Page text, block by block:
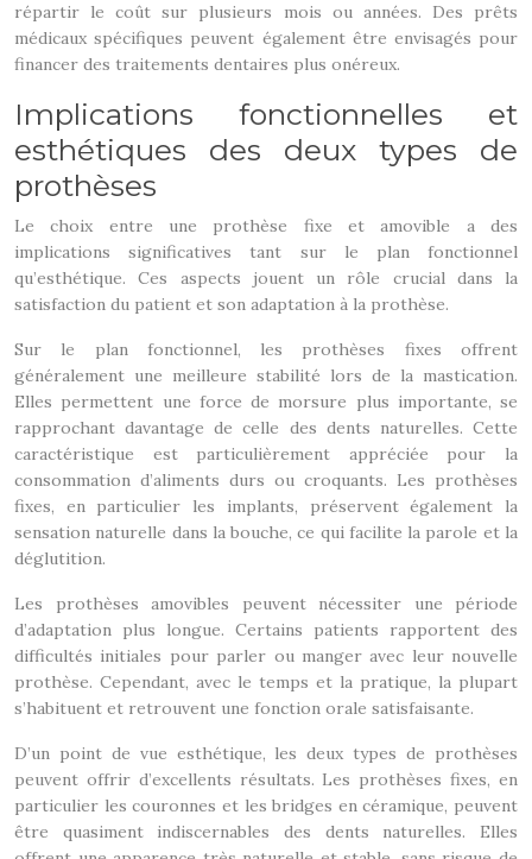
répartir le coût sur plusieurs mois ou années. Des prêts
médicaux spécifiques peuvent également être envisagés pour
financer des traitements dentaires plus onéreux.
Implications fonctionnelles et
esthétiques des deux types de
prothèses
Le choix entre une prothèse fixe et amovible a des
implications significatives tant sur le plan fonctionnel
qu’esthétique. Ces aspects jouent un rôle crucial dans la
satisfaction du patient et son adaptation à la prothèse.
Sur le plan fonctionnel, les prothèses fixes offrent
généralement une meilleure stabilité lors de la mastication.
Elles permettent une force de morsure plus importante, se
rapprochant davantage de celle des dents naturelles. Cette
caractéristique est particulièrement appréciée pour la
consommation d’aliments durs ou croquants. Les prothèses
fixes, en particulier les implants, préservent également la
sensation naturelle dans la bouche, ce qui facilite la parole et la
déglutition.
Les prothèses amovibles peuvent nécessiter une période
d’adaptation plus longue. Certains patients rapportent des
difficultés initiales pour parler ou manger avec leur nouvelle
prothèse. Cependant, avec le temps et la pratique, la plupart
s’habituent et retrouvent une fonction orale satisfaisante.
D’un point de vue esthétique, les deux types de prothèses
peuvent offrir d’excellents résultats. Les prothèses fixes, en
particulier les couronnes et les bridges en céramique, peuvent
être quasiment indiscernables des dents naturelles. Elles